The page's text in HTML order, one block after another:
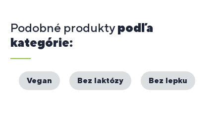
Podobné produktypodľa
kategórie:
Vegan Bez laktózy Bez lepku